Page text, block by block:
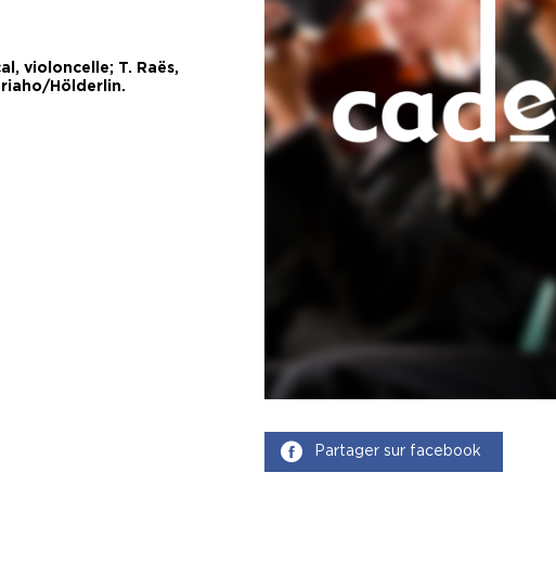
violoncelle; T. Raës,
Hölderlin.
Partager sur facebook